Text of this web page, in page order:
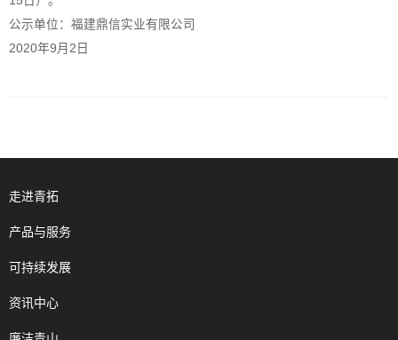
公示单位：福建鼎信实业有限公司
2020年9月2日
走进青拓
产品与服务
可持续发展
资讯中心